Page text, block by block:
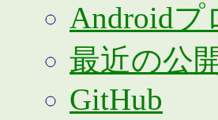
Androidプ
最近の公
GitHub